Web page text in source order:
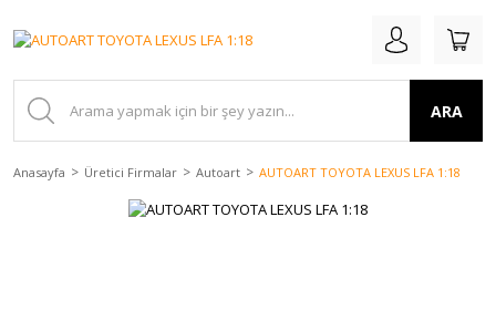
ARA
Anasayfa Üretici Firmalar Autoart AUTOART TOYOTA LEXUS LFA 1:18